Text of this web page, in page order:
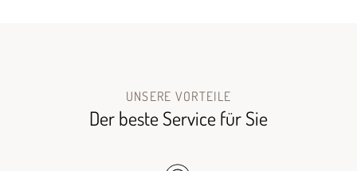
UNSERE VORTEILE
Der beste Service für Sie